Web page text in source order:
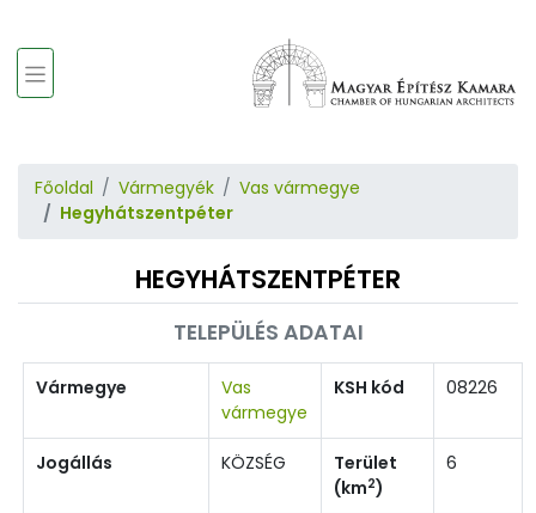
Főoldal Vármegyék
Vas vármegye
Hegyhátszentpéter
HEGYHÁTSZENTPÉTER
TELEPÜLÉS ADATAI
Vármegye
Vas
vármegye
KSH kód 08226
Jogállás KÖZSÉG
Terület
(km2)
6